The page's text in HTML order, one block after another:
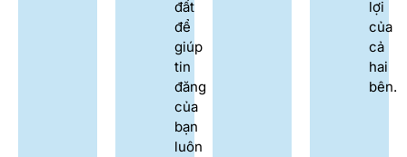
đất
để
giúp
tin
đăng
của
bạn
luôn
lợi
của
cả
hai
bên.